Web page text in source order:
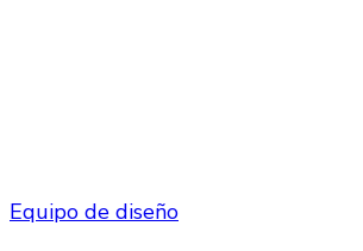
Equipo de diseño